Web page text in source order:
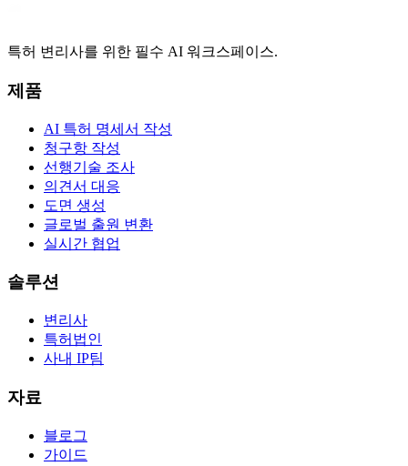
특허 변리사를 위한 필수 AI 워크스페이스.
제품
AI 특허 명세서 작성
청구항 작성
선행기술 조사
의견서 대응
도면 생성
글로벌 출원 변환
실시간 협업
솔루션
변리사
특허법인
사내 IP팀
자료
블로그
가이드